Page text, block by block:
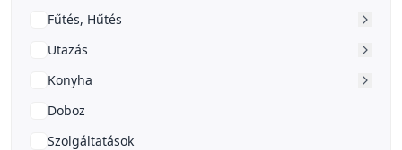
Fűtés, Hűtés
Utazás
Konyha
Doboz
Szolgáltatások